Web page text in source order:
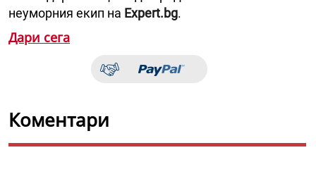
неуморния екип на Expert.bg.
Дари сега
Коментари